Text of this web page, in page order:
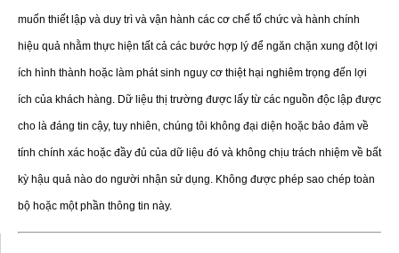
muốn thiết lập và duy trì và vận hành các cơ chế tổ chức và hành chính
hiệu quả nhằm thực hiện tất cả các bước hợp lý để ngăn chặn xung đột lợi
ích hình thành hoặc làm phát sinh nguy cơ thiệt hại nghiêm trọng đến lợi
ích của khách hàng. Dữ liệu thị trường được lấy từ các nguồn độc lập được
cho là đáng tin cậy, tuy nhiên, chúng tôi không đại diện hoặc bảo đảm về
tính chính xác hoặc đầy đủ của dữ liệu đó và không chịu trách nhiệm về bất
kỳ hậu quả nào do người nhận sử dụng. Không được phép sao chép toàn
bộ hoặc một phần thông tin này.